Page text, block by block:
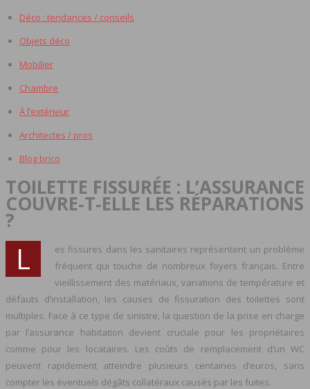
Déco : tendances / conseils
Objets déco
Mobilier
Chambre
À l’extérieur
Architectes / pros
Blog brico
TOILETTE FISSURÉE : L’ASSURANCE
COUVRE‑T‑ELLE LES RÉPARATIONS
?
L
es fissures dans les sanitaires représentent un problème
fréquent qui touche de nombreux foyers français. Entre
vieillissement des matériaux, variations de température et
défauts d’installation, les causes de fissuration des toilettes sont
multiples. Face à ce type de sinistre, la question de la prise en charge
par l’assurance habitation devient cruciale pour les propriétaires
comme pour les locataires. Les coûts de remplacement d’un WC
peuvent rapidement atteindre plusieurs centaines d’euros, sans
compter les éventuels dégâts collatéraux causés par les fuites.